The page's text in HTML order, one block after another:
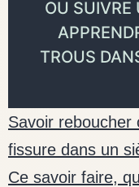
OU SUIVRE
TROUS
Savoir
fissure dans un
Ce savoir faire,